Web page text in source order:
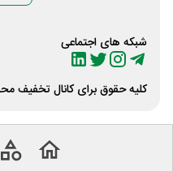
شبکه های اجتماعی
کلیه حقوق برای کانال تخفیف